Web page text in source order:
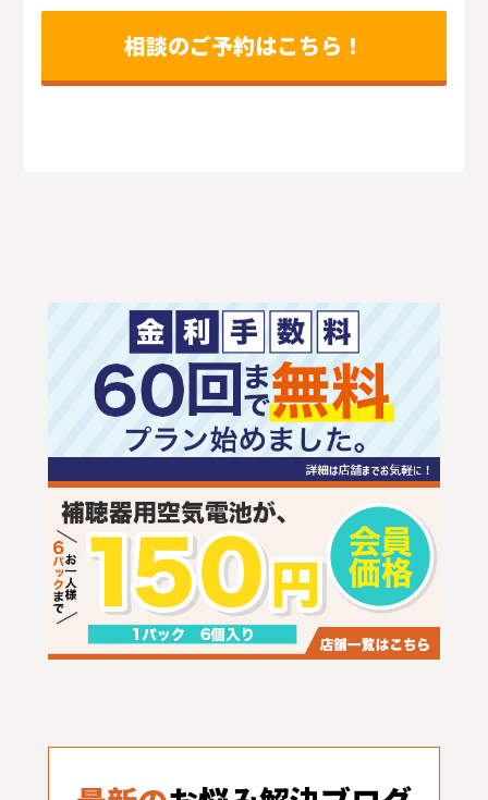
相談のご予約はこちら！